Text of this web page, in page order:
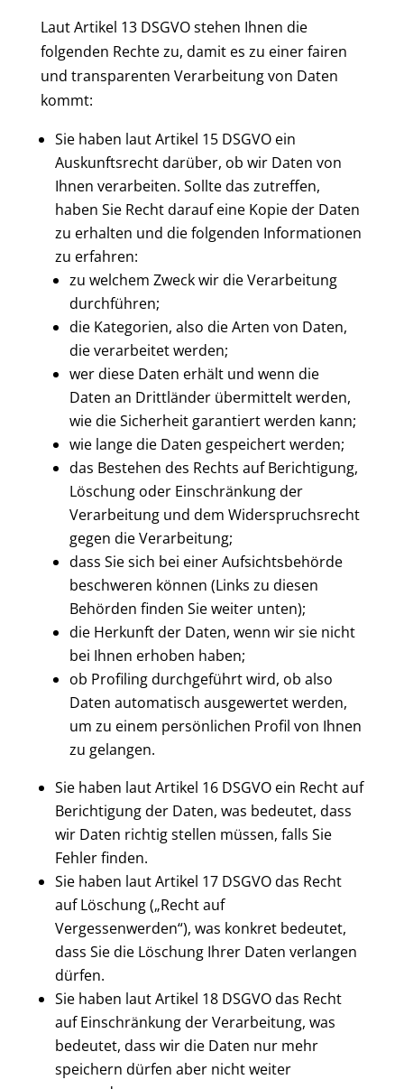
Laut Artikel 13 DSGVO stehen Ihnen die
folgenden Rechte zu, damit es zu einer fairen
und transparenten Verarbeitung von Daten
kommt:
Sie haben laut Artikel 15 DSGVO ein
Auskunftsrecht darüber, ob wir Daten von
Ihnen verarbeiten. Sollte das zutreffen,
haben Sie Recht darauf eine Kopie der Daten
zu erhalten und die folgenden Informationen
zu erfahren:
zu welchem Zweck wir die Verarbeitung
durchführen;
die Kategorien, also die Arten von Daten,
die verarbeitet werden;
wer diese Daten erhält und wenn die
Daten an Drittländer übermittelt werden,
wie die Sicherheit garantiert werden kann;
wie lange die Daten gespeichert werden;
das Bestehen des Rechts auf Berichtigung,
Löschung oder Einschränkung der
Verarbeitung und dem Widerspruchsrecht
gegen die Verarbeitung;
dass Sie sich bei einer Aufsichtsbehörde
beschweren können (Links zu diesen
Behörden finden Sie weiter unten);
die Herkunft der Daten, wenn wir sie nicht
bei Ihnen erhoben haben;
ob Profiling durchgeführt wird, ob also
Daten automatisch ausgewertet werden,
um zu einem persönlichen Profil von Ihnen
zu gelangen.
Sie haben laut Artikel 16 DSGVO ein Recht auf
Berichtigung der Daten, was bedeutet, dass
wir Daten richtig stellen müssen, falls Sie
Fehler finden.
Sie haben laut Artikel 17 DSGVO das Recht
auf Löschung („Recht auf
Vergessenwerden“), was konkret bedeutet,
dass Sie die Löschung Ihrer Daten verlangen
dürfen.
Sie haben laut Artikel 18 DSGVO das Recht
auf Einschränkung der Verarbeitung, was
bedeutet, dass wir die Daten nur mehr
speichern dürfen aber nicht weiter